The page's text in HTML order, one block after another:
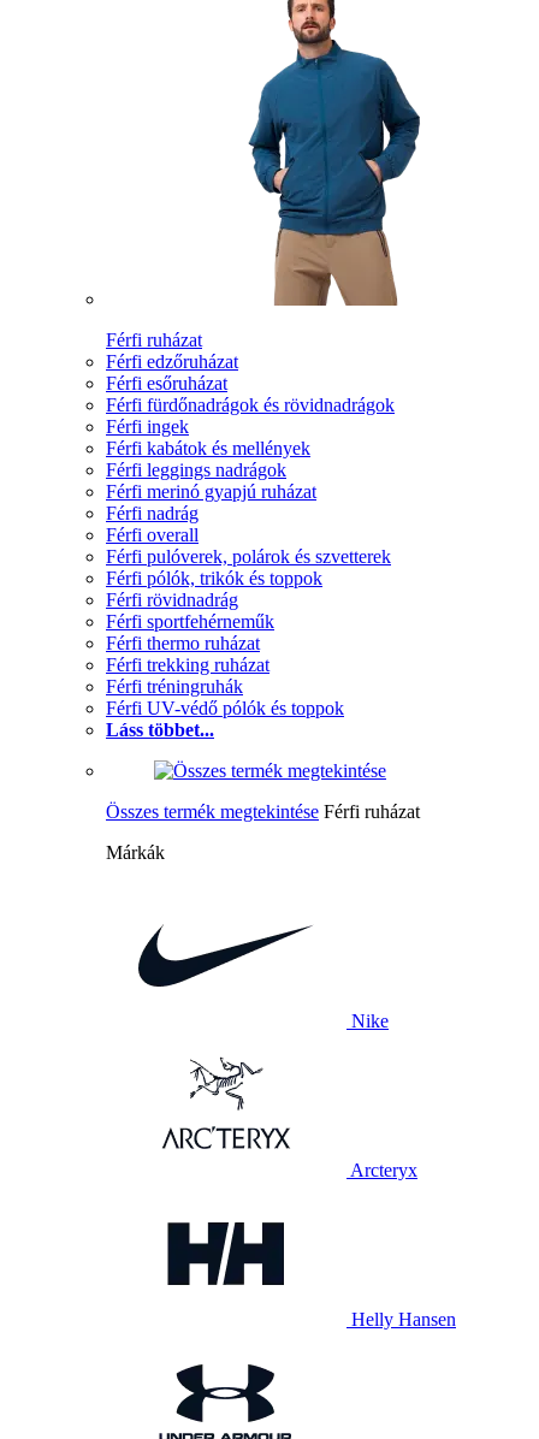
Férfi ruházat
Férfi edzőruházat
Férfi esőruházat
Férfi fürdőnadrágok és rövidnadrágok
Férfi ingek
Férfi kabátok és mellények
Férfi leggings nadrágok
Férfi merinó gyapjú ruházat
Férfi nadrág
Férfi overall
Férfi pulóverek, polárok és szvetterek
Férfi pólók, trikók és toppok
Férfi rövidnadrág
Férfi sportfehérneműk
Férfi thermo ruházat
Férfi trekking ruházat
Férfi tréningruhák
Férfi UV-védő pólók és toppok
Láss többet...
Összes termék megtekintése Férfi ruházat
Márkák
Nike
Arcteryx
Helly Hansen